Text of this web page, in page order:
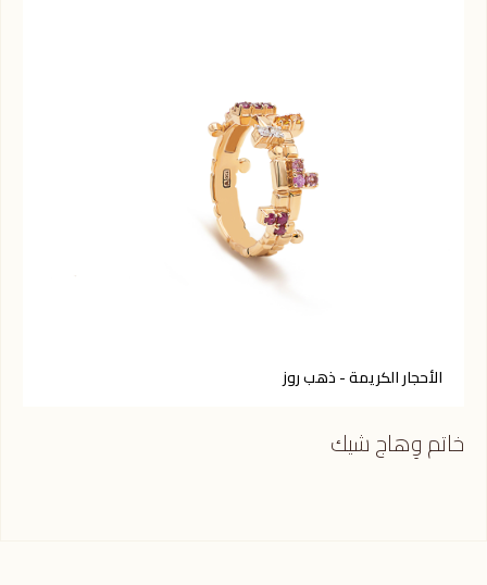
الأحجار الكريمة - ذهب روز
خاتم وِهاج شيك